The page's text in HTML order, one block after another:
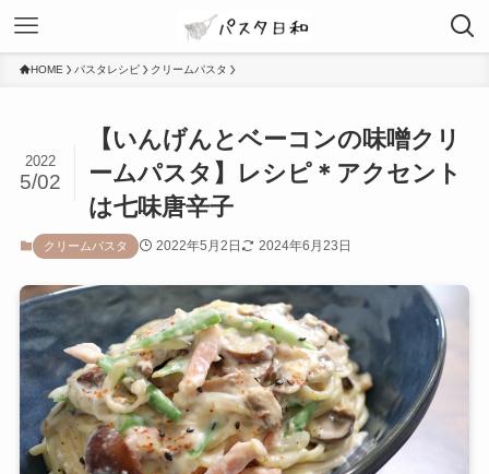
HOME パスタレシピ クリームパスタ
【いんげんとベーコンの味噌クリ
ームパスタ】レシピ＊アクセント
は七味唐辛子
2022
5/02
クリームパスタ 2022年5月2日 2024年6月23日